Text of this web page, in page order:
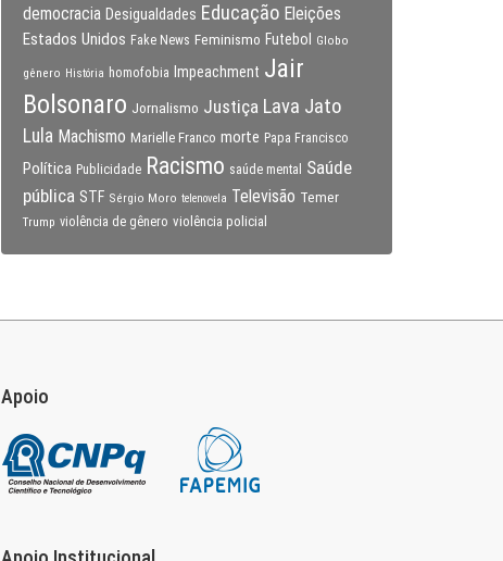
democracia Desigualdades Educação Eleições
Estados Unidos Fake News Feminismo Futebol Globo
gênero História homofobia Impeachment Jair
Bolsonaro Jornalismo Justiça Lava Jato
Lula Machismo Marielle Franco morte Papa Francisco
Política Publicidade Racismo saúde mental
Saúde
pública STF Sérgio Moro telenovela Televisão Temer
Trump violência de gênero violência policial
Apoio